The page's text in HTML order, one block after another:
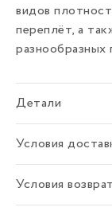
видов
переплёт, а
разнообразных
Детали
Условия
Условия